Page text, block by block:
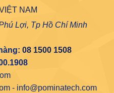
NAM
Lợi, Tp Hồ Chí Minh
08 1500 1508
- info@pominatech.com